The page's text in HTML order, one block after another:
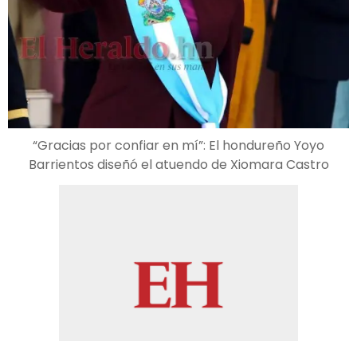
“Gracias por confiar en mí”: El hondureño Yoyo
Barrientos diseñó el atuendo de Xiomara Castro